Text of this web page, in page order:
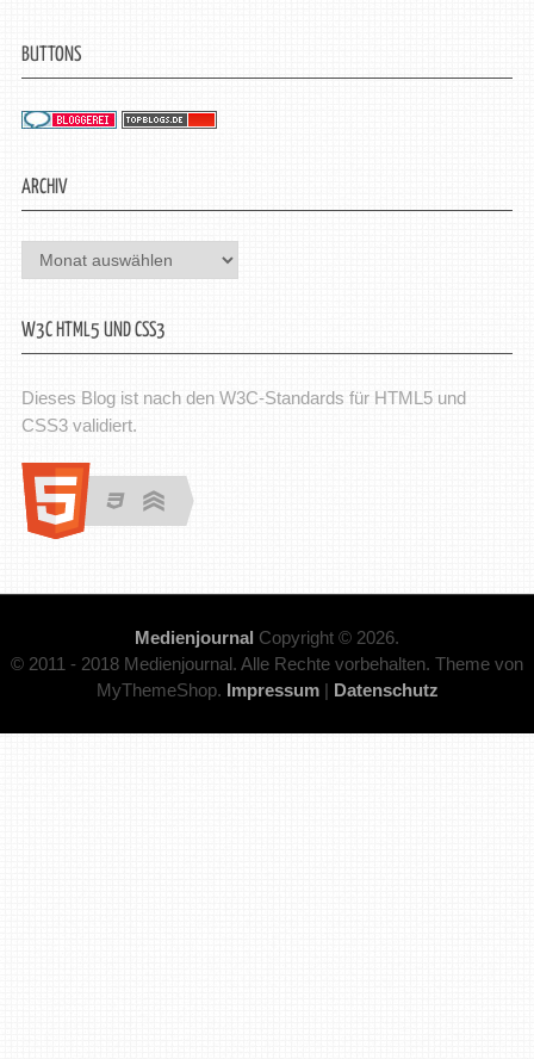
BUTTONS
ARCHIV
Archiv
W3C HTML5 UND CSS3
Dieses Blog ist nach den W3C-Standards für HTML5 und
CSS3 validiert.
Medienjournal Copyright © 2026.
© 2011 - 2018 Medienjournal. Alle Rechte vorbehalten. Theme von
MyThemeShop. Impressum| Datenschutz